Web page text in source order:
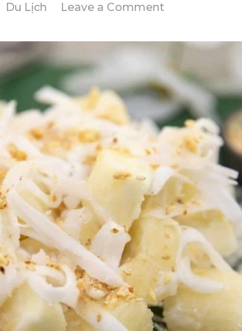
Du Lịch Leave a Comment
Với
Cho
Hành
Trình
Trọn
Gói
Trải
Nghiệm
Củ
Chi
1
Ngày